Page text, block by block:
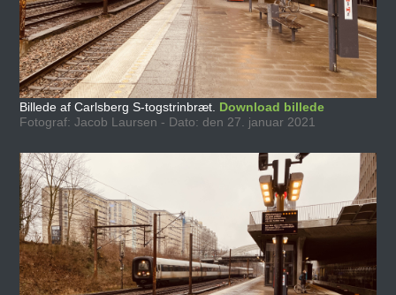
Billede af Carlsberg S-togstrinbræt. Download billede
Fotograf: Jacob Laursen - Dato: den 27. januar 2021